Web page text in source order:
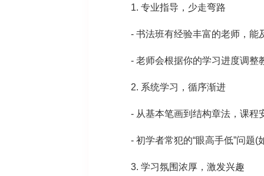
1. 专业指导，少走弯路
- 书法班有经验丰富的老师，能
- 老师会根据你的学习进度调整
2. 系统学习，循序渐进
- 从基本笔画到结构章法，课程
- 初学者常犯的“眼高手低”问题(
3. 学习氛围浓厚，激发兴趣